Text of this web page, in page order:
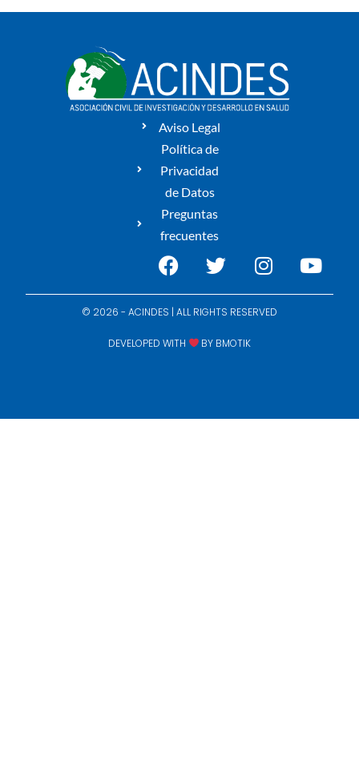
Aviso Legal
Política de
Privacidad
de Datos
Preguntas
frecuentes
© 2026 - ACINDES | ALL RIGHTS RESERVED
DEVELOPED WITH BY BMOTIK